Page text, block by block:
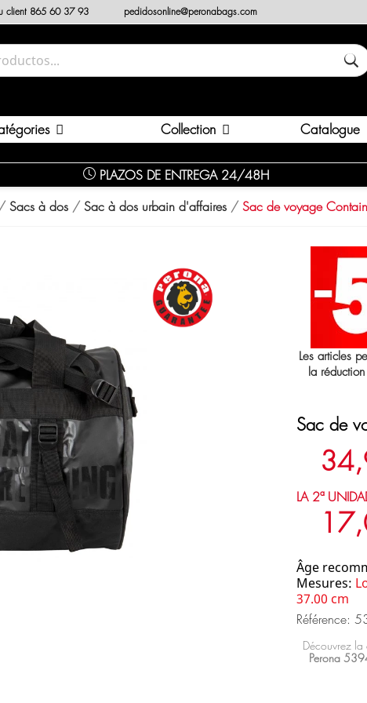
client 865 60 37 93 pedidosonline@peronabags.com
Collection Catalogue
PLAZOS DE ENTREGA 24/48H
Sacs à dos Sac à dos urbain d'affaires Sac de voyage
Les articles
la
Sac de
LA 2ª
Âge
Mesures:
37.00 cm
Référence:
Découvrez
Perona